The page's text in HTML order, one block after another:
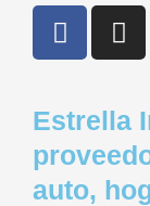
F
a
b
o
o
I
n
a
g
r
Estrella
auto,